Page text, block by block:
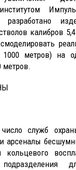
калибров
метров) на
метров.
служб
арсеналы
кольцевого